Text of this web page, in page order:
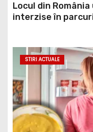
Locul din
interzise în
STIRI ACTUALE